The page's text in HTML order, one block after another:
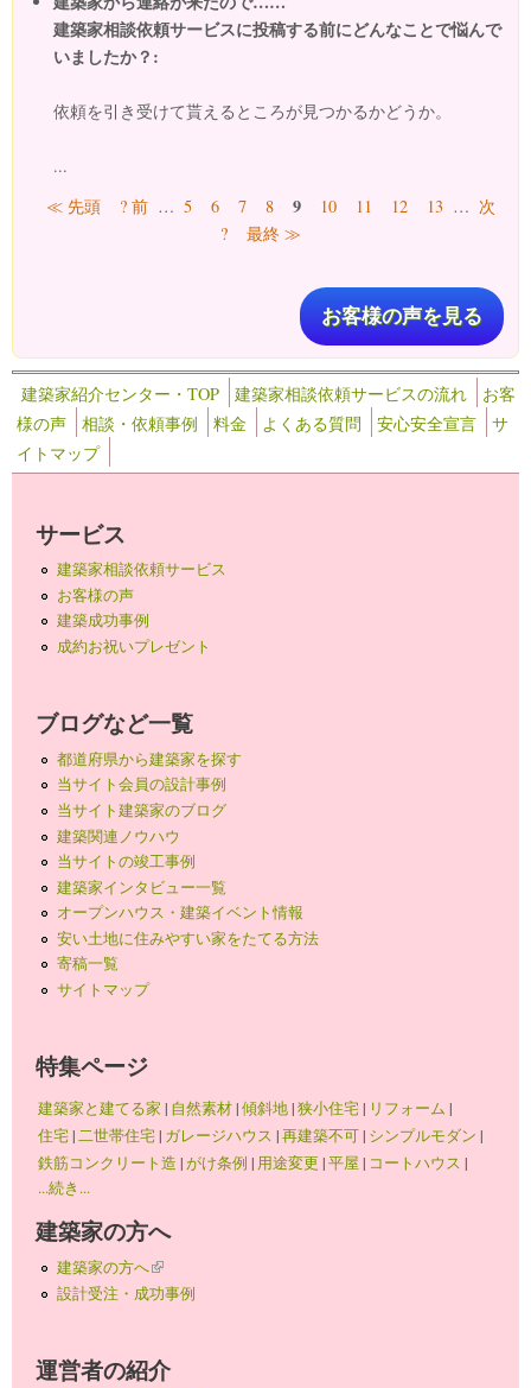
建築家相談依頼サービスに投稿する前にどんなことで悩んで
いましたか？:
依頼を引き受けて貰えるところが見つかるかどうか。
...
ページ
≪ 先頭 ? 前 … 5 6 7 8 9 10 11 12 13 … 次
?
最終 ≫
お客様の声を見る
建築家紹介センター・TOP 建築家相談依頼サービスの流れ
お客
様の声
相談・依頼事例 料金 よくある質問 安心安全宣言
サ
イトマップ
サービス
建築家相談依頼サービス
お客様の声
建築成功事例
成約お祝いプレゼント
ブログなど一覧
都道府県から建築家を探す
当サイト会員の設計事例
当サイト建築家のブログ
建築関連ノウハウ
当サイトの竣工事例
建築家インタビュー一覧
オープンハウス・建築イベント情報
安い土地に住みやすい家をたてる方法
寄稿一覧
サイトマップ
特集ページ
建築家と建てる家 | 自然素材|傾斜地|狭小住宅| リフォーム |
住宅|二世帯住宅| ガレージハウス |再建築不可| シンプルモダン |
鉄筋コンクリート造 |がけ条例 | 用途変更 |平屋 | コートハウス |
...続き...
建築家の方へ
建築家の方へ(link is external)
設計受注・成功事例
運営者の紹介